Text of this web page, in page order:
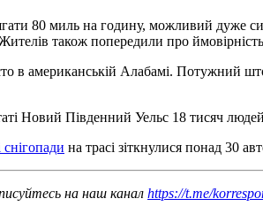
80 миль на годину, можливий дуже
також попередили про
в американській Алабамі. Потужний
Новий Південний Уельс 18 тисяч людей
снігопади на трасі зіткнулися понад 30
на наш канал https://t.me/